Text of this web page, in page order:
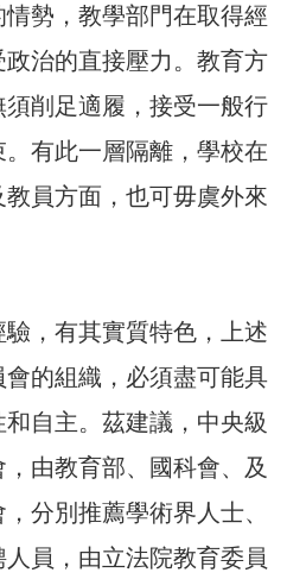
勢，教學部門在取得經
治的直接壓力。教育方
削足適履，接受一般行
有此一層隔離，學校在
員方面，也可毋虞外來
，有其實質特色，上述
的組織，必須盡可能具
自主。茲建議，中央級
由教育部、國科會、及
分別推薦學術界人士、
員，由立法院教育委員